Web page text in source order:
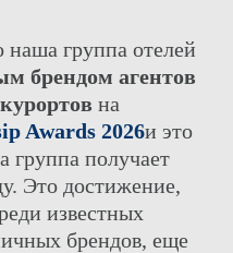
группа отелей
брендом агентов
на
Awards 2026и это
группа получает
Это достижение,
известных
брендов, еще